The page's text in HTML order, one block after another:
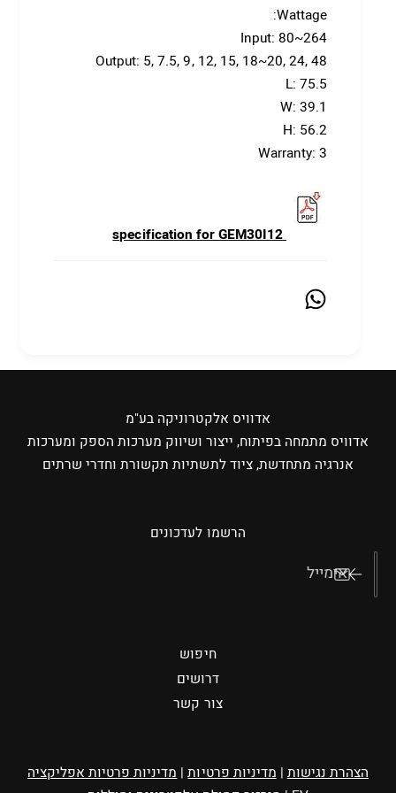
Wattage:
Input: 80~264
Output: 5, 7.5, 9, 12, 15, 18~20, 24, 48
L: 75.5
W: 39.1
H: 56.2
Warranty: 3
אדוויס אלקטרוניקה בע"מ
אדוויס מתמחה בפיתוח, ייצור ושיווק מערכות הספק ומערכות
אנרגיה מתחדשת, ציוד לתשתיות תקשורת וחדרי שרתים
הרשמו לעדכונים
אימייל
חיפוש
דרושים
צור קשר
הצהרת נגישות|מדיניות פרטיות|מדיניות פרטיות אפליקציה